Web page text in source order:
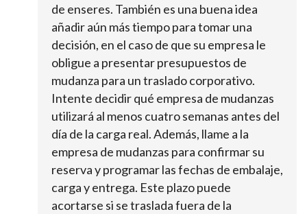
de enseres. También es una buena idea
añadir aún más tiempo para tomar una
decisión, en el caso de que su empresa le
obligue a presentar presupuestos de
mudanza para un traslado corporativo.
Intente decidir qué empresa de mudanzas
utilizará al menos cuatro semanas antes del
día de la carga real. Además, llame a la
empresa de mudanzas para confirmar su
reserva y programar las fechas de embalaje,
carga y entrega. Este plazo puede
acortarse si se traslada fuera de la